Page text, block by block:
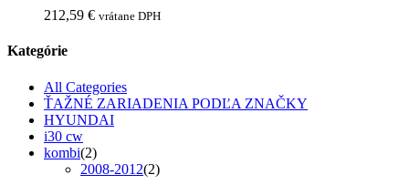
212,59 € vrátane DPH
Kategórie
All Categories
ŤAŽNÉ ZARIADENIA PODĽA ZNAČKY
HYUNDAI
i30 cw
kombi(2)
2008-2012(2)